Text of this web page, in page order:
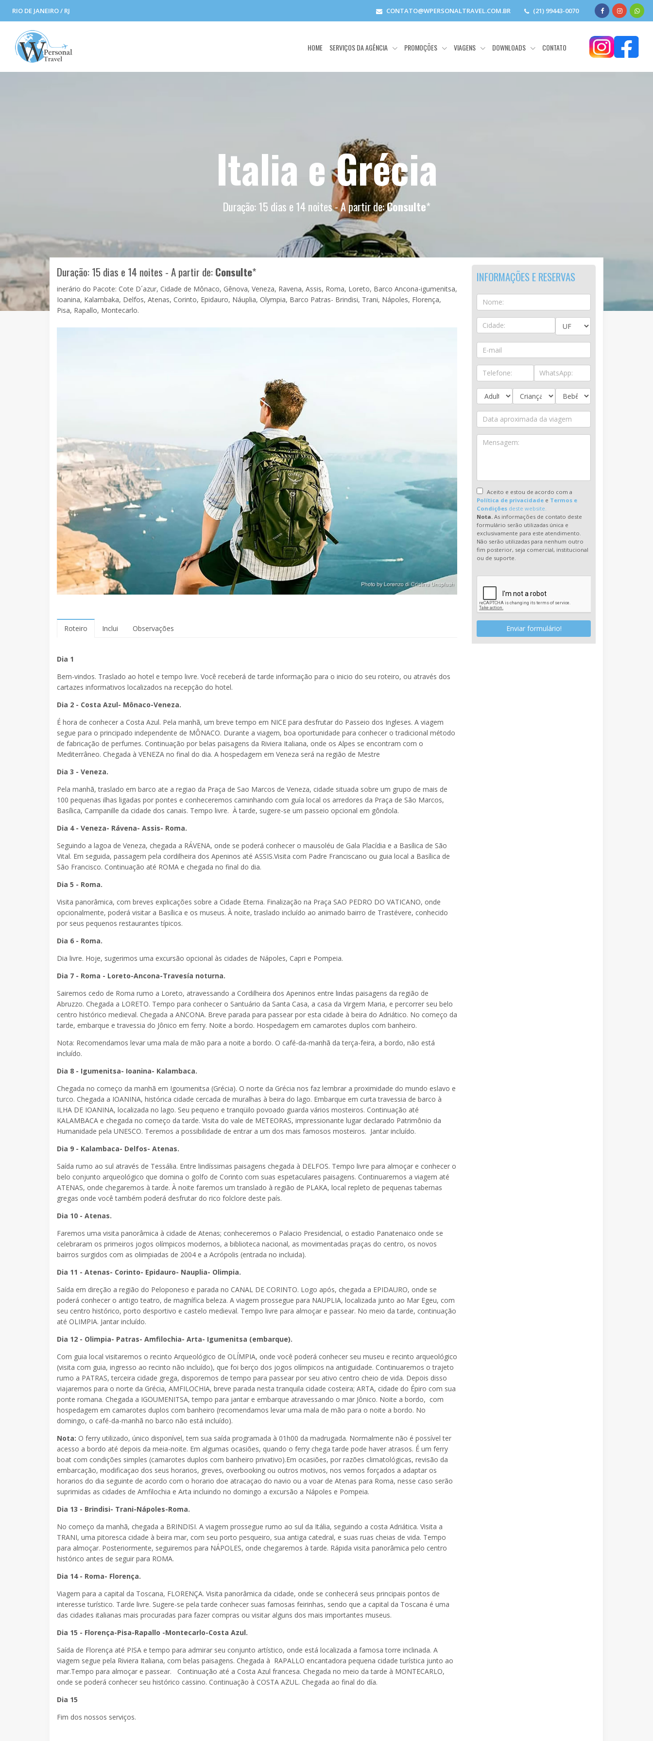
RIO DE JANEIRO / RJ CONTATO@WPERSONALTRAVEL.COM.BR (21) 99443-0070
HOME SERVIÇOS DA AGÊNCIA PROMOÇÕES VIAGENS DOWNLOADS CONTATO
Italia e Grécia
Duração: 15 dias e 14 noites - A partir de:Consulte*
Duração: 15 dias e 14 noites - A partir de:Consulte*
inerário do Pacote: Cote D´azur, Cidade de Mônaco, Gênova, Veneza, Ravena, Assis, Roma, Loreto, Barco Ancona-igumenitsa,
Ioanina, Kalambaka, Delfos, Atenas, Corinto, Epidauro, Náuplia, Olympia, Barco Patras- Brindisi, Trani, Nápoles, Florença,
Pisa, Rapallo, Montecarlo.
Roteiro Inclui Observações
Dia 1
Bem-vindos. Traslado ao hotel e tempo livre. Você receberá de tarde informação para o inicio do seu roteiro, ou através dos
cartazes informativos localizados na recepção do hotel.
Dia 2 - Costa Azul- Mônaco-Veneza.
É hora de conhecer a Costa Azul. Pela manhã, um breve tempo em NICE para desfrutar do Passeio dos Ingleses. A viagem
segue para o principado independente de MÔNACO. Durante a viagem, boa oportunidade para conhecer o tradicional método
de fabricação de perfumes. Continuação por belas paisagens da Riviera Italiana, onde os Alpes se encontram com o
Mediterrâneo. Chegada à VENEZA no final do dia. A hospedagem em Veneza será na região de Mestre
Dia 3 - Veneza.
Pela manhã, traslado em barco ate a regiao da Praça de Sao Marcos de Veneza, cidade situada sobre um grupo de mais de
100 pequenas ilhas ligadas por pontes e conheceremos caminhando com guía local os arredores da Praça de São Marcos,
Basílica, Campanille da cidade dos canais. Tempo livre. À tarde, sugere-se um passeio opcional em gôndola.
Dia 4 - Veneza- Rávena- Assis- Roma.
Seguindo a lagoa de Veneza, chegada a RÁVENA, onde se poderá conhecer o mausoléu de Gala Placídia e a Basílica de São
Vital. Em seguida, passagem pela cordilheira dos Apeninos até ASSIS.Visita com Padre Franciscano ou guia local a Basílica de
São Francisco. Continuação até ROMA e chegada no final do dia.
Dia 5 - Roma.
Visita panorâmica, com breves explicações sobre a Cidade Eterna. Finalização na Praça SAO PEDRO DO VATICANO, onde
opcionalmente, poderá visitar a Basílica e os museus. À noite, traslado incluído ao animado bairro de Trastévere, conhecido
por seus pequenos restaurantes típicos.
Dia 6 - Roma.
Dia livre. Hoje, sugerimos uma excursão opcional às cidades de Nápoles, Capri e Pompeia.
Dia 7 - Roma - Loreto-Ancona-Travesía noturna.
Sairemos cedo de Roma rumo a Loreto, atravessando a Cordilheira dos Apeninos entre lindas paisagens da região de
Abruzzo. Chegada a LORETO. Tempo para conhecer o Santuário da Santa Casa, a casa da Virgem Maria, e percorrer seu belo
centro histórico medieval. Chegada a ANCONA. Breve parada para passear por esta cidade à beira do Adriático. No começo da
tarde, embarque e travessia do Jônico em ferry. Noite a bordo. Hospedagem em camarotes duplos com banheiro.
Nota: Recomendamos levar uma mala de mão para a noite a bordo. O café-da-manhã da terça-feira, a bordo, não está
incluído.
Dia 8 - Igumenitsa- Ioanina- Kalambaca.
Chegada no começo da manhã em Igoumenitsa (Grécia). O norte da Grécia nos faz lembrar a proximidade do mundo eslavo e
turco. Chegada a IOANINA, histórica cidade cercada de muralhas à beira do lago. Embarque em curta travessia de barco à
ILHA DE IOANINA, localizada no lago. Seu pequeno e tranqüilo povoado guarda vários mosteiros. Continuação até
KALAMBACA e chegada no começo da tarde. Visita do vale de METEORAS, impressionante lugar declarado Patrimônio da
Humanidade pela UNESCO. Teremos a possibilidade de entrar a um dos mais famosos mosteiros. Jantar incluído.
Dia 9 - Kalambaca- Delfos- Atenas.
Saída rumo ao sul através de Tessália. Entre lindíssimas paisagens chegada à DELFOS. Tempo livre para almoçar e conhecer o
belo conjunto arqueológico que domina o golfo de Corinto com suas espetaculares paisagens. Continuaremos a viagem até
ATENAS, onde chegaremos à tarde. À noite faremos um translado à região de PLAKA, local repleto de pequenas tabernas
gregas onde você também poderá desfrutar do rico folclore deste país.
Dia 10 - Atenas.
Faremos uma visita panorâmica à cidade de Atenas; conheceremos o Palacio Presidencial, o estadio Panatenaico onde se
celebraram os primeiros jogos olímpicos modernos, a biblioteca nacional, as movimentadas praças do centro, os novos
bairros surgidos com as olimpiadas de 2004 e a Acrópolis (entrada no incluida).
Dia 11 - Atenas- Corinto- Epidauro- Nauplia- Olimpia.
Saída em direção a região do Peloponeso e parada no CANAL DE CORINTO. Logo após, chegada a EPIDAURO, onde se
poderá conhecer o antigo teatro, de magnífica beleza. A viagem prossegue para NAUPLIA, localizada junto ao Mar Egeu, com
seu centro histórico, porto desportivo e castelo medieval. Tempo livre para almoçar e passear. No meio da tarde, continuação
até OLIMPIA. Jantar incluído.
Dia 12 - Olimpia- Patras- Amfilochia- Arta- Igumenitsa (embarque).
Com guia local visitaremos o recinto Arqueológico de OLÍMPIA, onde você poderá conhecer seu museu e recinto arqueológico
(visita com guia, ingresso ao recinto não incluído), que foi berço dos jogos olímpicos na antiguidade. Continuaremos o trajeto
rumo a PATRAS, terceira cidade grega, disporemos de tempo para passear por seu ativo centro cheio de vida. Depois disso
viajaremos para o norte da Grécia, AMFILOCHIA, breve parada nesta tranquila cidade costeira; ARTA, cidade do Épiro com sua
ponte romana. Chegada a IGOUMENITSA, tempo para jantar e embarque atravessando o mar Jônico. Noite a bordo, com
hospedagem em camarotes duplos com banheiro (recomendamos levar uma mala de mão para o noite a bordo. No
domingo, o café-da-manhã no barco não está incluído).
Nota: O ferry utilizado, único disponível, tem sua saída programada à 01h00 da madrugada. Normalmente não é possível ter
acesso a bordo até depois da meia-noite. Em algumas ocasiões, quando o ferry chega tarde pode haver atrasos. É um ferry
boat com condições simples (camarotes duplos com banheiro privativo).Em ocasiões, por razões climatológicas, revisão da
embarcação, modificaçao dos seus horarios, greves, overbooking ou outros motivos, nos vemos forçados a adaptar os
horarios do dia seguinte de acordo com o horario doe atracaçao do navio ou a voar de Atenas para Roma, nesse caso serão
suprimidas as cidades de Amfilochia e Arta incluindo no domingo a excursão a Nápoles e Pompeia.
Dia 13 - Brindisi- Trani-Nápoles-Roma.
No começo da manhã, chegada a BRINDISI. A viagem prossegue rumo ao sul da Itália, seguindo a costa Adriática. Visita a
TRANI, uma pitoresca cidade à beira mar, com seu porto pesqueiro, sua antiga catedral, e suas ruas cheias de vida. Tempo
para almoçar. Posteriormente, seguiremos para NÁPOLES, onde chegaremos à tarde. Rápida visita panorâmica pelo centro
histórico antes de seguir para ROMA.
Dia 14 - Roma- Florença.
Viagem para a capital da Toscana, FLORENÇA. Visita panorâmica da cidade, onde se conhecerá seus principais pontos de
interesse turístico. Tarde livre. Sugere-se pela tarde conhecer suas famosas feirinhas, sendo que a capital da Toscana é uma
das cidades italianas mais procuradas para fazer compras ou visitar alguns dos mais importantes museus.
Dia 15 - Florença-Pisa-Rapallo -Montecarlo-Costa Azul.
Saída de Florença até PISA e tempo para admirar seu conjunto artístico, onde está localizada a famosa torre inclinada. A
viagem segue pela Riviera Italiana, com belas paisagens. Chegada à RAPALLO encantadora pequena cidade turística junto ao
mar.Tempo para almoçar e passear. Continuação até a Costa Azul francesa. Chegada no meio da tarde à MONTECARLO,
onde se poderá conhecer seu histórico cassino. Continuação à COSTA AZUL. Chegada ao final do día.
Dia 15
Fim dos nossos serviços.
INFORMAÇÕES E RESERVAS
Aceito e estou de acordo com a
Política de privacidade e Termos e
Condições deste website.
Nota. As informações de contato deste
formulário serão utilizadas única e
exclusivamente para este atendimento.
Não serão utilizadas para nenhum outro
fim posterior, seja comercial, institucional
ou de suporte.
Enviar formulário!